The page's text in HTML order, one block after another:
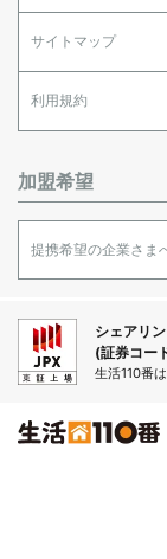
サイトマップ
利用規約
加盟希望
提携希望の企業さま
シェアリ
(証券コー
生活110番